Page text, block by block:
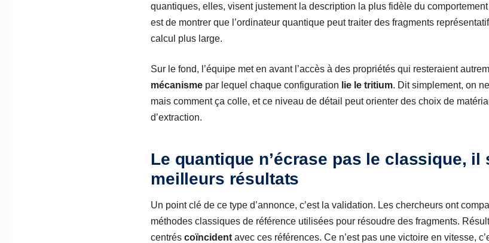
quantiques, elles, visent justement la description la plus fidèle du
est de montrer que l’ordinateur quantique peut traiter des fragments
calcul plus large.
Sur le fond, l’équipe met en avant l’accès à des propriétés qui resteraient
mécanisme par lequel chaque configuration lie le tritium. Dit simplement, on
mais comment ça colle, et ce niveau de détail peut orienter des choix de
d’extraction.
Le quantique n’écrase pas le classique, il
meilleurs résultats
Un point clé de ce type d’annonce, c’est la validation. Les chercheurs ont
méthodes classiques de référence utilisées pour résoudre des fragments.
centrés coïncident avec ces références. Ce n’est pas une victoire en vitesse,